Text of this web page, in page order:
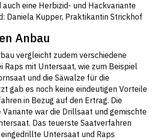
eine Herbizid- und Hackvariante
Daniela Kupper, Praktikantin Strickhof
Anbau
vergleicht zudem verschiedene
Raps mit Untersaat, wie zum Beispiel
und die Säwalze für die
gab es noch keine eindeutigen Vorteile
in Bezug auf den Ertrag. Die
war die Drillsaat und gemischte
Das teuerste Saatverfahren
eingedrillte Untersaat und Raps